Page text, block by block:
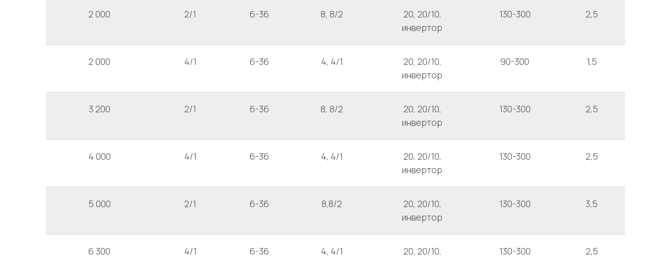
2 000 2/1 6-36 8, 8/2
20, 20/10,
инвертор
130-300 2,5
2 000 4/1 6-36 4, 4/1
20, 20/10,
инвертор
90-300 1,5
3 200 2/1 6-36 8, 8/2
20, 20/10,
инвертор
130-300 2,5
4 000 4/1 6-36 4, 4/1
20, 20/10,
инвертор
130-300 2,5
5 000 2/1 6-36 8,8/2
20, 20/10,
инвертор
130-300 3,5
6 300 4/1 6-36 4, 4/1
20, 20/10,
130-300 2,5